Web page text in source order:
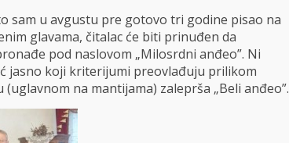
sam u avgustu pre gotovo tri godine pisao na
glavama, čitalac će biti prinuđen da
pod naslovom „Milosrdni anđeo”. Ni
jasno koji kriterijumi preovlađuju prilikom
na mantijama) zaleprša „Beli anđeo”.